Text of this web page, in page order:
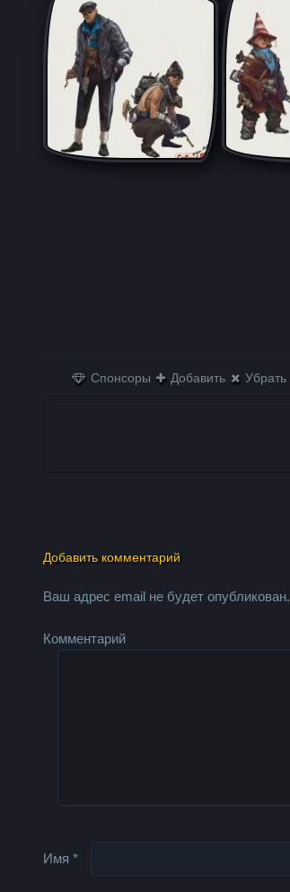
Спонсоры Добавить Убрать
Добавить комментарий
Ваш адрес email не будет опубликован.
Комментарий
Имя*